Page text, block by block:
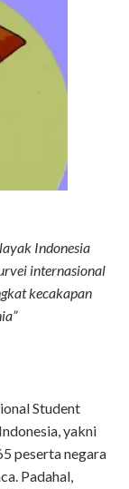
Indonesia
internasional
kecakapan
Student
yakni
peserta negara
Padahal,